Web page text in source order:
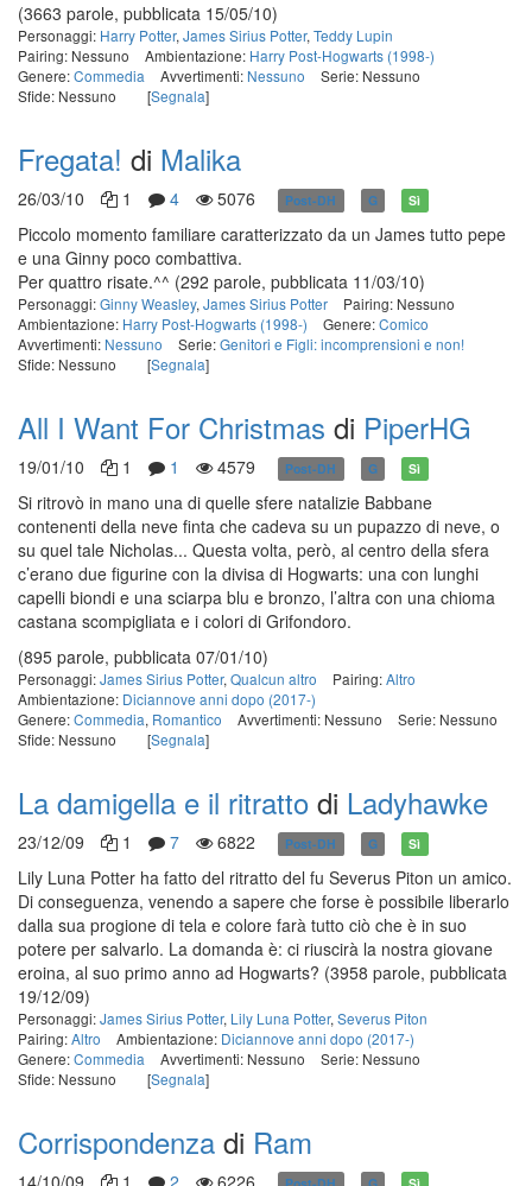
(3663 parole, pubblicata 15/05/10)
Personaggi: Harry Potter, James Sirius Potter, Teddy Lupin
Pairing: Nessuno
Ambientazione: Harry Post-Hogwarts (1998-)
Genere:Commedia Avvertimenti: Nessuno
Serie: Nessuno
Sfide: Nessuno
[Segnala]
Fregata! di Malika
26/03/10 1 4 5076 Post-DH G Sì
Piccolo momento familiare caratterizzato da un James tutto pepe
e una Ginny poco combattiva.
Per quattro risate.^^ (292 parole, pubblicata 11/03/10)
Personaggi:Ginny Weasley, James Sirius Potter
Pairing: Nessuno
Ambientazione: Harry Post-Hogwarts (1998-) Genere:Comico
Avvertimenti: Nessuno Serie:Genitori e Figli: incomprensioni e non!
Sfide: Nessuno
[Segnala]
All I Want For Christmas di PiperHG
19/01/10 1 1 4579 Post-DH G Sì
Si ritrovò in mano una di quelle sfere natalizie Babbane
contenenti della neve finta che cadeva su un pupazzo di neve, o
su quel tale Nicholas... Questa volta, però, al centro della sfera
c’erano due figurine con la divisa di Hogwarts: una con lunghi
capelli biondi e una sciarpa blu e bronzo, l’altra con una chioma
castana scompigliata e i colori di Grifondoro.
(895 parole, pubblicata 07/01/10)
Personaggi:James Sirius Potter, Qualcun altro Pairing:Altro
Ambientazione: Diciannove anni dopo (2017-)
Genere:Commedia, Romantico Avvertimenti: Nessuno
Serie: Nessuno
Sfide: Nessuno
[Segnala]
La damigella e il ritratto di Ladyhawke
23/12/09 1 7 6822 Post-DH G Sì
Lily Luna Potter ha fatto del ritratto del fu Severus Piton un amico.
Di conseguenza, venendo a sapere che forse è possibile liberarlo
dalla sua progione di tela e colore farà tutto ciò che è in suo
potere per salvarlo. La domanda è: ci riuscirà la nostra giovane
eroina, al suo primo anno ad Hogwarts? (3958 parole, pubblicata
19/12/09)
Personaggi:James Sirius Potter, Lily Luna Potter, Severus Piton
Pairing:Altro Ambientazione: Diciannove anni dopo (2017-)
Genere:Commedia Avvertimenti: Nessuno
Serie: Nessuno
Sfide: Nessuno
[Segnala]
Corrispondenza di Ram
14/10/09 1 2 6226